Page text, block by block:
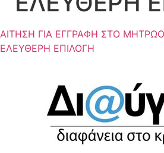
ΑΙΤΗΣΗ ΓΙΑ ΕΓΓΡΑΦΗ ΣΤΟ
ΕΛΕΥΘΕΡΗ ΕΠΙΛΟΓΗ